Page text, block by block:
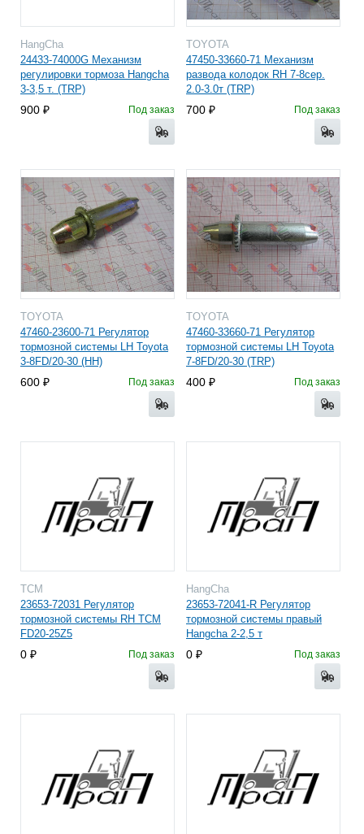
HangCha
24433-74000G Механизм
регулировки тормоза Hangcha
3-3,5 т. (TRP)
900 Под заказ
TOYOTA
47450-33660-71 Механизм
развода колодок RH 7-8сер.
2.0-3.0т (TRP)
700 Под заказ
TOYOTA
47460-23600-71 Регулятор
тормозной системы LH Toyota
3-8FD/20-30 (HH)
600 Под заказ
TOYOTA
47460-33660-71 Регулятор
тормозной системы LH Toyota
7-8FD/20-30 (TRP)
400 Под заказ
TCM
23653-72031 Регулятор
тормозной системы RH TCM
FD20-25Z5
0 Под заказ
HangCha
23653-72041-R Регулятор
тормозной системы правый
Hangcha 2-2,5 т
0 Под заказ